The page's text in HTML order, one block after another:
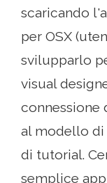
scaricando
per OSX
svilupparlo
visual
connessione
al modello di
di tutorial.
semplice